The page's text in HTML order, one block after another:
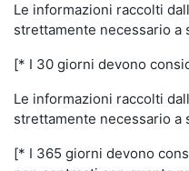
Le informazioni raccolti
strettamente necessario
[* I 30 giorni devono
Le informazioni raccolti
strettamente necessario
[* I 365 giorni devono